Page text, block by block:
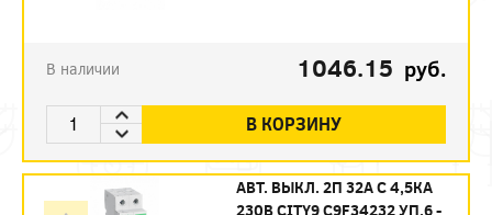
В наличии 1046.15 руб.
В КОРЗИНУ
АВТ. ВЫКЛ. 2П 32А С 4,5КА
230В CITY9 C9F34232 УП.6 -